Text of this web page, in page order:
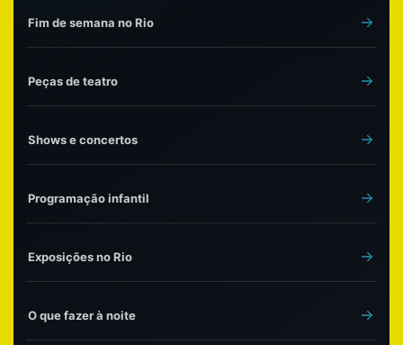
Fim de semana no Rio
Peças de teatro
Shows e concertos
Programação infantil
Exposições no Rio
O que fazer à noite